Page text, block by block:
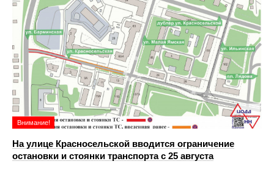
Внимание!
На улице Красносельской вводится ограничение
остановки и стоянки транспорта с 25 августа